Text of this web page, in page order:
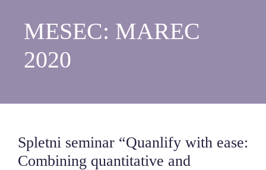
MESEC: MAREC
2020
Spletni seminar “Quanlify with ease:
Combining quantitative and